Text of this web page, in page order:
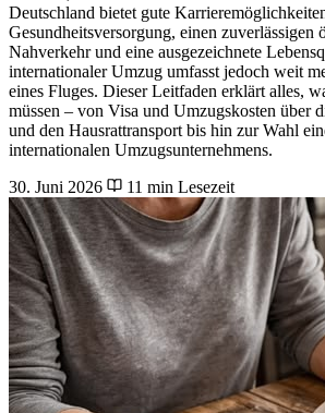
Deutschland bietet gute
Gesundheitsversorgung, einen zuverlässigen
Nahverkehr und eine ausgezeichnete
internationaler Umzug umfasst jedoch weit
eines Fluges. Dieser Leitfaden erklärt alles,
müssen – von Visa und Umzugskosten über
und den Hausrattransport bis hin zur Wahl
internationalen Umzugsunternehmens.
30. Juni 2026
11 min Lesezeit